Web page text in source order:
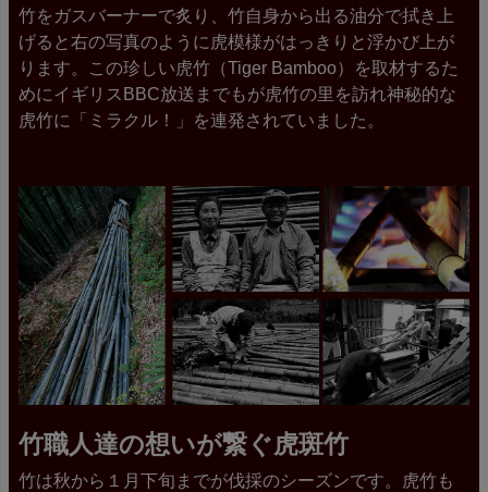
竹をガスバーナーで炙り、竹自身から出る油分で拭き上
げると右の写真のように虎模様がはっきりと浮かび上が
ります。この珍しい虎竹（Tiger Bamboo）を取材するた
めにイギリスBBC放送までもが虎竹の里を訪れ神秘的な
虎竹に「ミラクル！」を連発されていました。
竹職人達の想いが繋ぐ虎斑竹
竹は秋から１月下旬までが伐採のシーズンです。虎竹も